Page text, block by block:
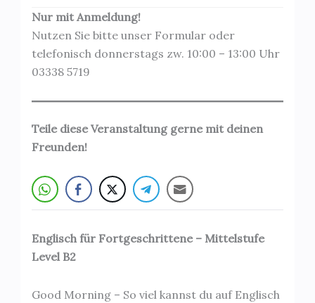
Nur mit Anmeldung!
Nutzen Sie bitte unser Formular oder
telefonisch donnerstags zw. 10:00 – 13:00 Uhr
03338 5719
Teile diese Veranstaltung gerne mit deinen
Freunden!
Englisch für Fortgeschrittene – Mittelstufe
Level B2
Good Morning – So viel kannst du auf Englisch